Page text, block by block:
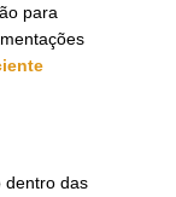
para
dentro das